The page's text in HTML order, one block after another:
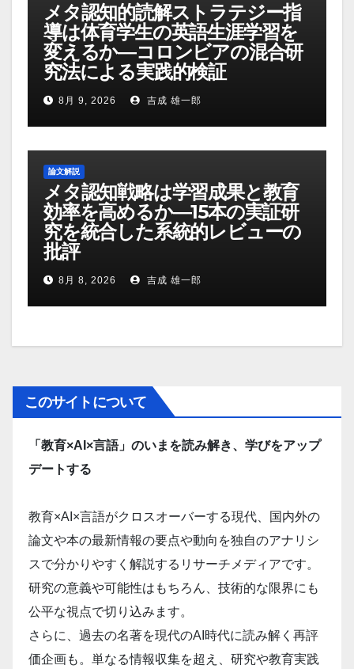
メタ認知的読解ストラテジー指
導は体育学生の英語生涯学習を
変えるか―コロンビアの混合研
究法による実践的検証
8月 9, 2026 吉成 雄一郎
論文解説
メタ認知戦略は学習成果と教育
効率を高めるか―15本の実証研
究を統合した系統的レビューの
批評
8月 8, 2026 吉成 雄一郎
このサイトについて
「教育×AI×言語」のいまを読み解き、学びをアップ
デートする
教育×AI×言語がクロスオーバーする現代、国内外の
論文や本の最新情報の要点や動向を独自のアナリシ
スで分かりやすく解説するリサーチメディアです。
研究の意義や可能性はもちろん、技術的な限界にも
公平な視点で切り込みます。
さらに、過去の名著を現代のAI時代に読み解く再評
価企画も。単なる情報収集を超え、研究や教育実践